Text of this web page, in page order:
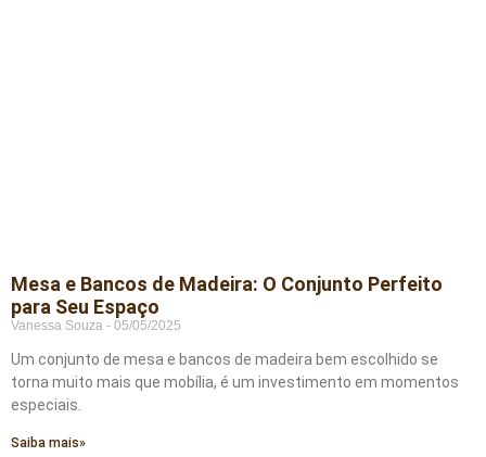
Mesa e Bancos de Madeira: O Conjunto Perfeito
para Seu Espaço
Vanessa Souza 05/05/2025
Um conjunto de mesa e bancos de madeira bem escolhido se
torna muito mais que mobília, é um investimento em momentos
especiais.
Saiba mais»